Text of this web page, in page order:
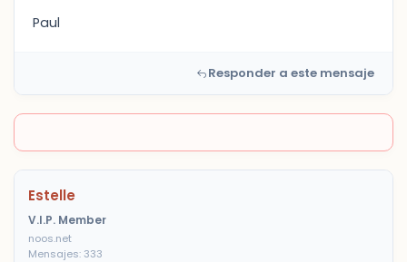
Paul
Responder a este mensaje
Estelle
V.I.P. Member
noos.net
Mensajes: 333